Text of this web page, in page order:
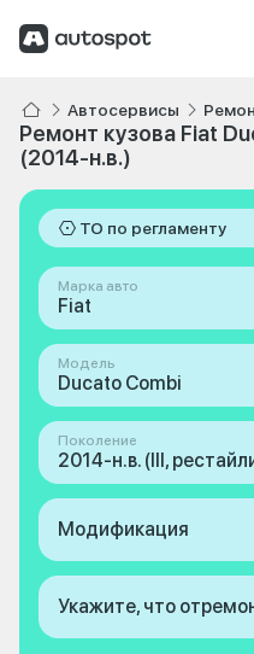
Автосервисы
Ремонт кузова Fiat
(2014-н.в.)
ТО по регламенту
Марка авто
Fiat
Модель
Ducato Combi
Поколение
2014-н.в. (III,
Модификация
Укажите, что